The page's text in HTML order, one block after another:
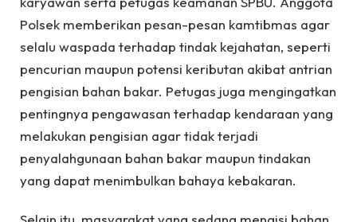
Polsek memberikan pesan-pesan kamtibmas agar
selalu waspada terhadap tindak kejahatan, seperti
pencurian maupun potensi keributan akibat antrian
pengisian bahan bakar. Petugas juga mengingatkan
pentingnya pengawasan terhadap kendaraan yang
melakukan pengisian agar tidak terjadi
penyalahgunaan bahan bakar maupun tindakan
yang dapat menimbulkan bahaya kebakaran.